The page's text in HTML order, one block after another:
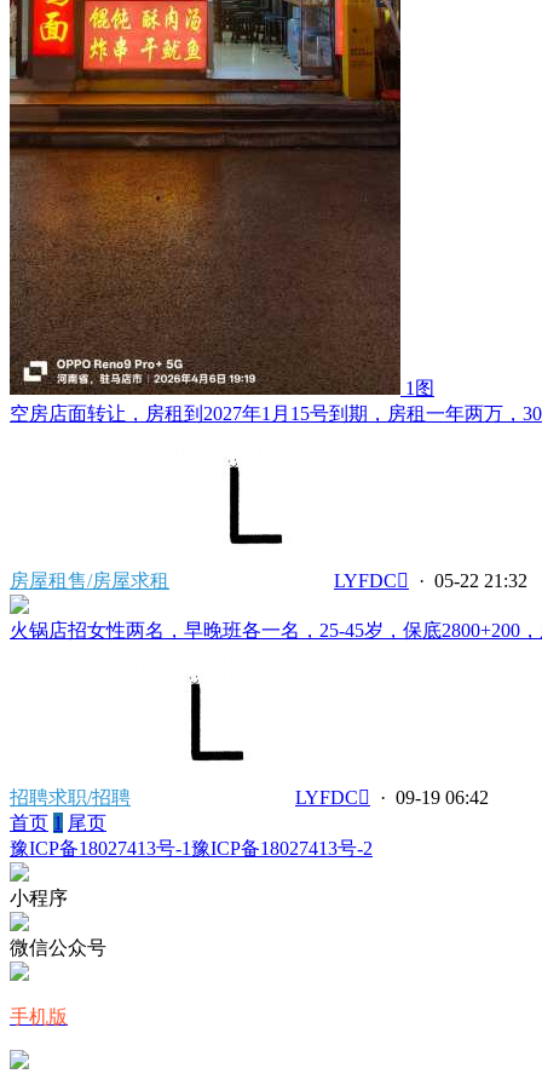
1图
空房店面转让，房租到2027年1月15号到期，房租一年两万，
房屋租售/房屋求租 LYFDC · 05-22 21:32
火锅店招女性两名，早晚班各一名，25-45岁，保底2800+200
招聘求职/招聘 LYFDC
· 09-19 06:42
首页 1 尾页
豫ICP备18027413号-1豫ICP备18027413号-2
小程序
微信公众号
手机版